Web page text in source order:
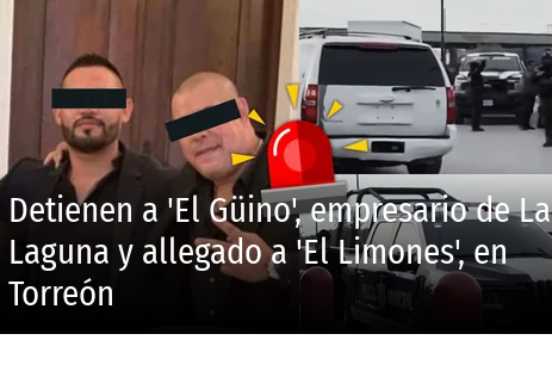
Detienen a 'El Güino', empresario de La
Laguna y allegado a 'El Limones', en
Torreón